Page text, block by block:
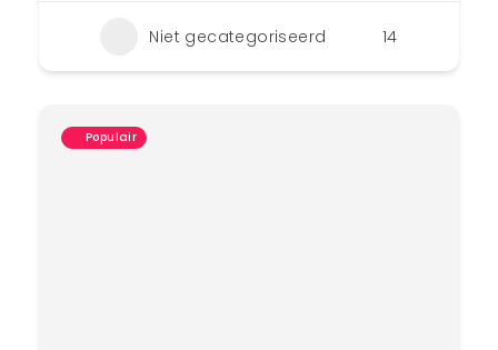
Niet gecategoriseerd 14
Populair